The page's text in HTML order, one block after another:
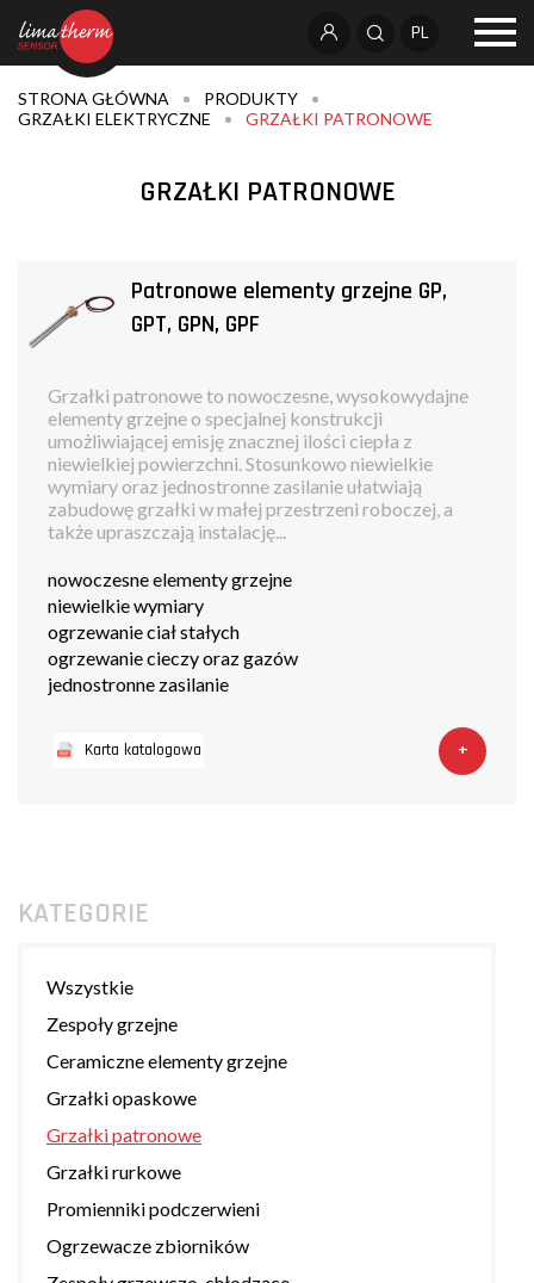
PL
STRONA GŁÓWNA
PRODUKTY
GRZAŁKI ELEKTRYCZNE
GRZAŁKI PATRONOWE
GRZAŁKI PATRONOWE
KATEGORIE
Wszystkie
Zespoły grzejne
Ceramiczne elementy grzejne
Grzałki opaskowe
Grzałki patronowe
Grzałki rurkowe
Promienniki podczerwieni
Ogrzewacze zbiorników
Patronowe elementy grzejne GP,
GPT, GPN, GPF
Grzałki patronowe to nowoczesne, wysokowydajne
elementy grzejne o specjalnej konstrukcji
umożliwiającej emisję znacznej ilości ciepła z
niewielkiej powierzchni. Stosunkowo niewielkie
wymiary oraz jednostronne zasilanie ułatwiają
zabudowę grzałki w małej przestrzeni roboczej, a
także upraszczają instalację...
nowoczesne elementy grzejne
niewielkie wymiary
ogrzewanie ciał stałych
ogrzewanie cieczy oraz gazów
jednostronne zasilanie
Karta katalogowa +